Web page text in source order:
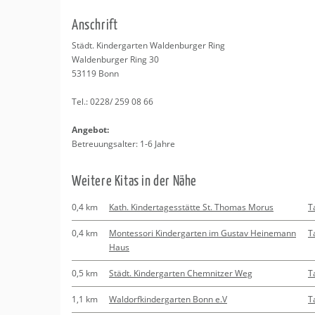
Beratung
Kurse
Regionale Tipps
An­schrift
Städt. Kin­der­gar­ten Wal­den­bur­ger Ring
Wal­den­bur­ger Ring 30
53119 Bonn
Tel.:0228/ 259 08 66
An­ge­bot:
Be­treu­ungs­al­ter: 1-6 Jahre
Wei­te­re Kitas in der Nähe
0,4 km Kath. Kindertagesstätte St. Thomas Morus
0,4 km
Montessori Kindergarten im Gustav Heinemann
Haus
0,5 km Städt. Kindergarten Chemnitzer Weg
1,1 km Waldorfkindergarten Bonn e.V